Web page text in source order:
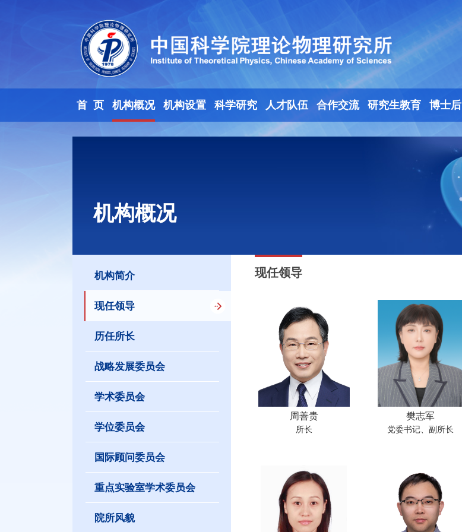
首 页 机构概况 机构设置 科学研究 人才队伍 合作交流 研究生教育 博士后
机构概况
机构简介
现任领导
历任所长
战略发展委员会
学术委员会
学位委员会
国际顾问委员会
重点实验室学术委员会
院所风貌
现任领导
周善贵
所长
樊志军
党委书记、副所长